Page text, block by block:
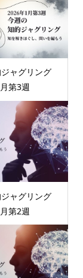
ャグリング
第3週
ャグリング
月第2週